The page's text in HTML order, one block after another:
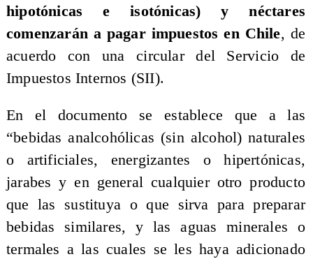
hipotónicas e isotónicas) y néctares
comenzarán a pagar impuestos en Chile, de
acuerdo con una circular del Servicio de
Impuestos Internos (SII).
En el documento se establece que a las
“bebidas analcohólicas (sin alcohol) naturales
o artificiales, energizantes o hipertónicas,
jarabes y en general cualquier otro producto
que las sustituya o que sirva para preparar
bebidas similares, y las aguas minerales o
termales a las cuales se les haya adicionado